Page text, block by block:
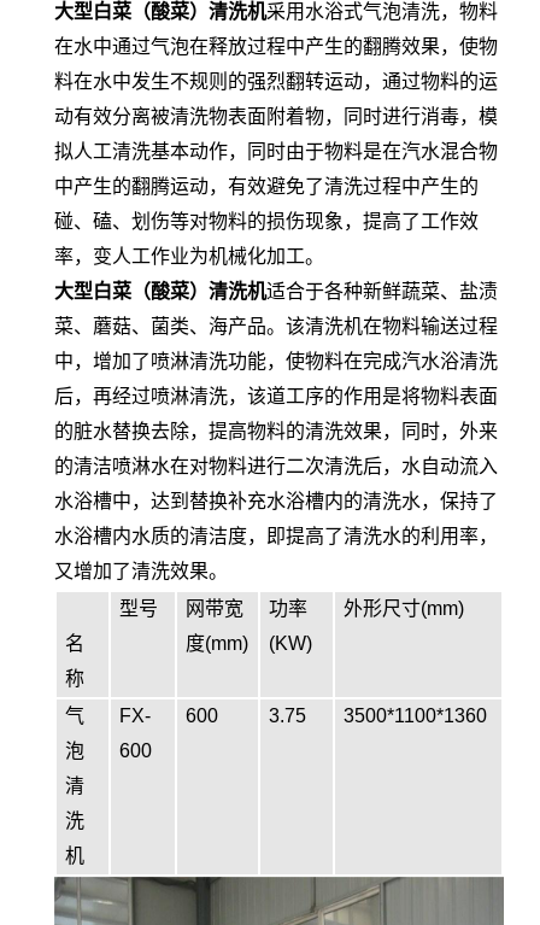
大型白菜（酸菜）清洗机采用水浴式气泡清洗，物料
在水中通过气泡在释放过程中产生的翻腾效果，使物
料在水中发生不规则的强烈翻转运动，通过物料的运
动有效分离被清洗物表面附着物，同时进行消毒，模
拟人工清洗基本动作，同时由于物料是在汽水混合物
中产生的翻腾运动，有效避免了清洗过程中产生的
碰、磕、划伤等对物料的损伤现象，提高了工作效
率，变人工作业为机械化加工。
大型白菜（酸菜）清洗机适合于各种新鲜蔬菜、盐渍
菜、蘑菇、菌类、海产品。该清洗机在物料输送过程
中，增加了喷淋清洗功能，使物料在完成汽水浴清洗
后，再经过喷淋清洗，该道工序的作用是将物料表面
的脏水替换去除，提高物料的清洗效果，同时，外来
的清洁喷淋水在对物料进行二次清洗后，水自动流入
水浴槽中，达到替换补充水浴槽内的清洗水，保持了
水浴槽内水质的清洁度，即提高了清洗水的利用率，
又增加了清洗效果。
名
称
型号
网带宽
度(mm)
功率
(KW)
外形尺寸(mm)
气
泡
清
洗
机
FX-
600
600 3.75 3500*1100*1360